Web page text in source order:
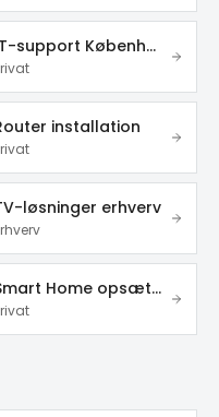
IT-support København
installation
løsninger erhverv
Smart Home opsætning